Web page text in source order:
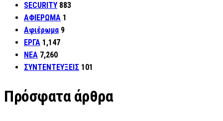
SECURITY 883
ΑΦΙΕΡΩΜΑ 1
Αφιέρωμα 9
ΕΡΓΑ 1,147
ΝΕΑ 7,260
ΣΥΝΤΕΝΤΕΥΞΕΙΣ 101
Πρόσφατα άρθρα